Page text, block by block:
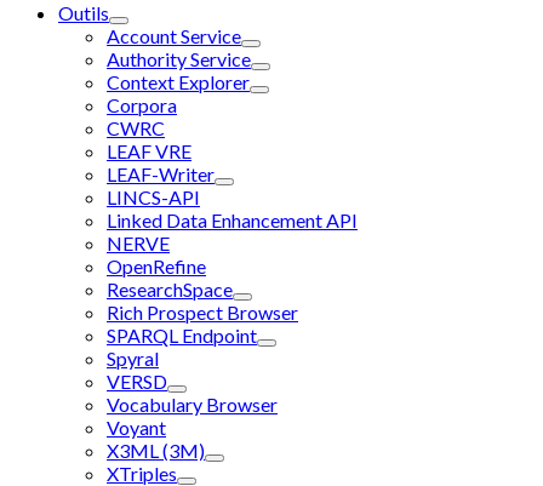
Outils
Account Service
Authority Service
Context Explorer
Corpora
CWRC
LEAF VRE
LEAF-Writer
LINCS-API
Linked Data Enhancement API
NERVE
OpenRefine
ResearchSpace
Rich Prospect Browser
SPARQL Endpoint
Spyral
VERSD
Vocabulary Browser
Voyant
X3ML (3M)
XTriples